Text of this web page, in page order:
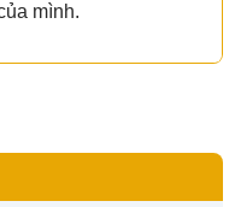
mình.